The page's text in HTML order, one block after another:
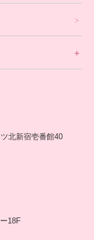
北新宿壱番館40
18F